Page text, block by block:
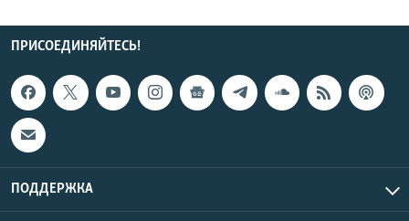
ПРИСОЕДИНЯЙТЕСЬ!
ПОДДЕРЖКА